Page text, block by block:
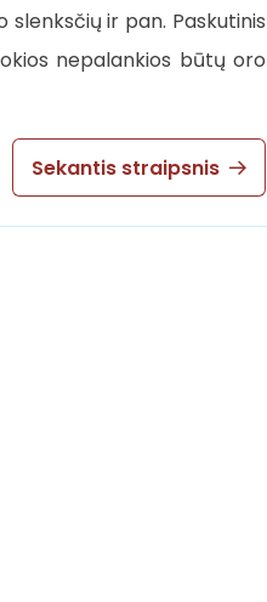
ir pan. Paskutinis
nepalankios būtų oro
Sekantis straipsnis